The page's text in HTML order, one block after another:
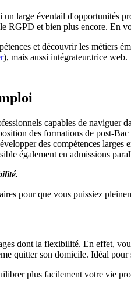
large éventail d'opportunités
RGPD et bien plus encore. En
et découvrir les métiers
), mais aussi intégrateur.trice web.
capables de
des formations de post-
des compétences larges
également en admissions
pour que vous puissiez
dont la flexibilité. En effet,
quitter son domicile. Idéal pour
plus facilement votre vie